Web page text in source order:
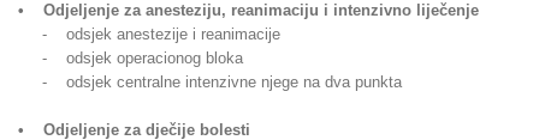
• Odjeljenje za anesteziju, reanimaciju i intenzivno liječenje
- odsjek anestezije i reanimacije
- odsjek operacionog bloka
- odsjek centralne intenzivne njege na dva punkta
• Odjeljenje za dječije bolesti